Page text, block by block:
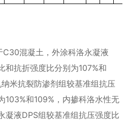
C30混凝土，外涂科洛永凝液
和抗折强度比分别为107%和
纳米抗裂防渗剂组较基准组抗压
103%和109% ，内掺科洛水性无
凝液DPS组较基准组抗压强度比